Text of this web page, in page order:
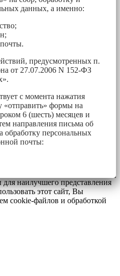
данных, а именно:
предусмотренных п.
от 27.07.2006 N 152-ФЗ
с момента нажатия
«отправить» формы на
6 (шесть) месяцев и
направления письма об
обработку персональных
почты:
наилучшего представления
этот сайт, Вы
cookie-файлов и обработкой